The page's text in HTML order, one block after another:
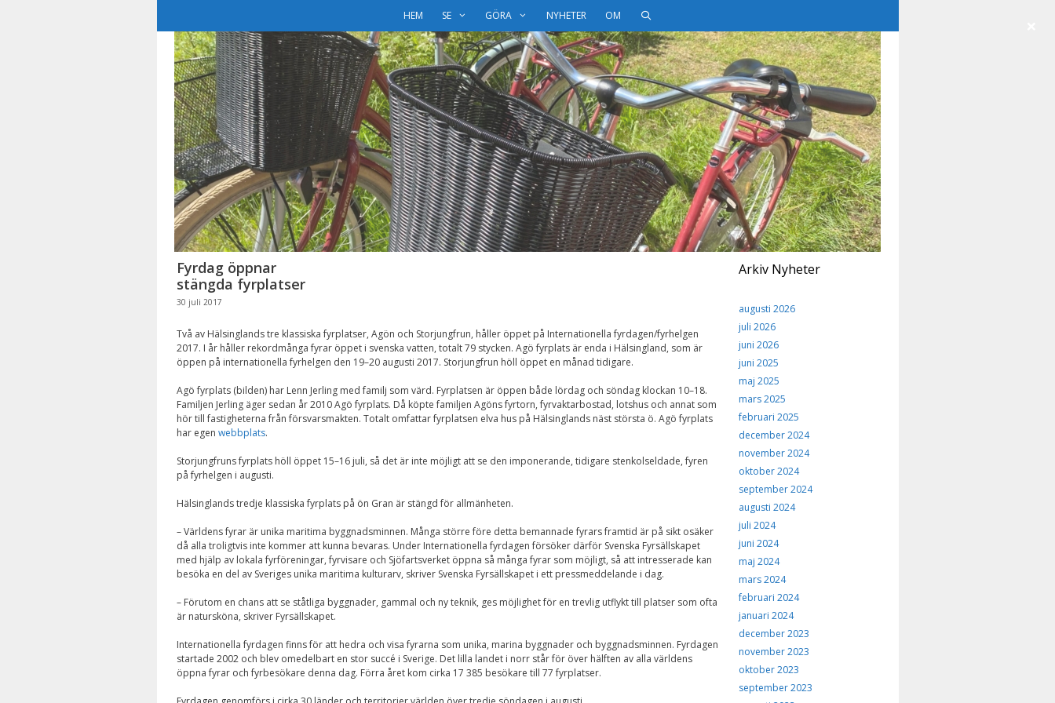
HEM SE GÖRA NYHETER OM
Fyrdag öppnar
stängda fyrplatser
30 juli 2017
Två av Hälsinglands tre klassiska fyrplatser, Agön och Storjungfrun, håller öppet på Internationella fyrdagen/fyrhelgen
2017. I år håller rekordmånga fyrar öppet i svenska vatten, totalt 79 stycken. Agö fyrplats är enda i Hälsingland, som är
öppen på internationella fyrhelgen den 19–20 augusti 2017. Storjungfrun höll öppet en månad tidigare.
Agö fyrplats (bilden) har Lenn Jerling med familj som värd. Fyrplatsen är öppen både lördag och söndag klockan 10–18.
Familjen Jerling äger sedan år 2010 Agö fyrplats. Då köpte familjen Agöns fyrtorn, fyrvaktarbostad, lotshus och annat som
hör till fastigheterna från försvarsmakten. Totalt omfattar fyrplatsen elva hus på Hälsinglands näst största ö. Agö fyrplats
har egen webbplats.
Storjungfruns fyrplats höll öppet 15–16 juli, så det är inte möjligt att se den imponerande, tidigare stenkolseldade, fyren
på fyrhelgen i augusti.
Hälsinglands tredje klassiska fyrplats på ön Gran är stängd för allmänheten.
– Världens fyrar är unika maritima byggnadsminnen. Många större före detta bemannade fyrars framtid är på sikt osäker
då alla troligtvis inte kommer att kunna bevaras. Under Internationella fyrdagen försöker därför Svenska Fyrsällskapet
med hjälp av lokala fyrföreningar, fyrvisare och Sjöfartsverket öppna så många fyrar som möjligt, så att intresserade kan
besöka en del av Sveriges unika maritima kulturarv, skriver Svenska Fyrsällskapet i ett pressmeddelande i dag.
– Förutom en chans att se ståtliga byggnader, gammal och ny teknik, ges möjlighet för en trevlig utflykt till platser som ofta
är natursköna, skriver Fyrsällskapet.
Internationella fyrdagen finns för att hedra och visa fyrarna som unika, marina byggnader och byggnadsminnen. Fyrdagen
startade 2002 och blev omedelbart en stor succé i Sverige. Det lilla landet i norr står för över hälften av alla världens
öppna fyrar och fyrbesökare denna dag. Förra året kom cirka 17 385 besökare till 77 fyrplatser.
Arkiv Nyheter
augusti 2026
juli 2026
juni 2026
juni 2025
maj 2025
mars 2025
februari 2025
december 2024
november 2024
oktober 2024
september 2024
augusti 2024
juli 2024
juni 2024
maj 2024
mars 2024
februari 2024
januari 2024
december 2023
november 2023
oktober 2023
september 2023
Nödvändiga
inte att välja
bort. De behövs
för att
hemsidan över
ska fungera.
kunna
förbättra
hemsidans
funktionalitet
uppbyggnad,
hemsidan
används.